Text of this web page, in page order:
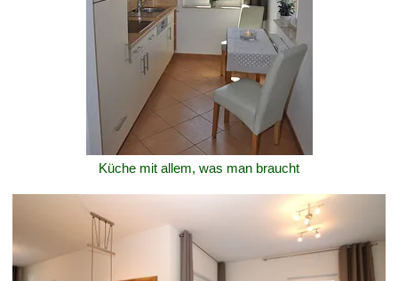
Küche mit allem, was man braucht